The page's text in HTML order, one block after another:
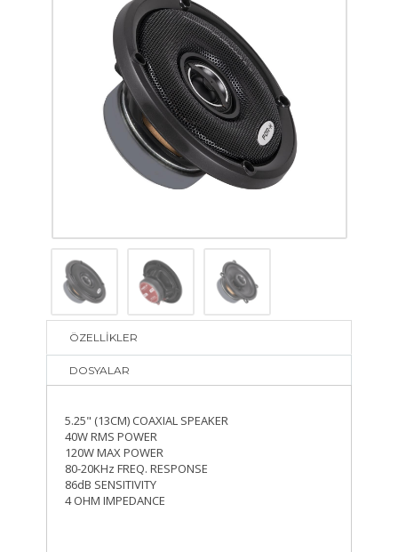
ÖZELLİKLER
DOSYALAR
5.25" (13CM) COAXIAL SPEAKER
40W RMS POWER
120W MAX POWER
80-20KHz FREQ. RESPONSE
86dB SENSITIVITY
4 OHM IMPEDANCE